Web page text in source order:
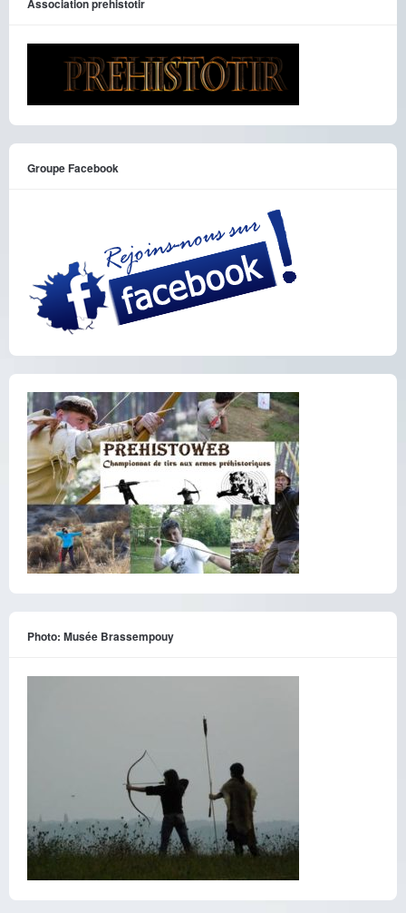
Association prehistotir
Groupe Facebook
Photo: Musée Brassempouy